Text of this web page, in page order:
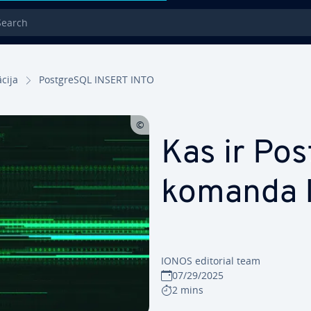
PostgreSQL INSERT INTO
Kas ir
komanda
IONOS editorial team
07/29/2025
2 mins